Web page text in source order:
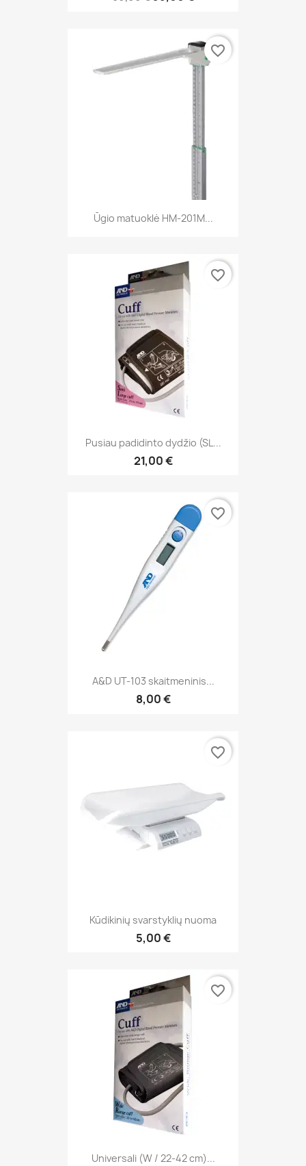
Ūgio matuoklė HM-201M...
favorite_border
Pusiau padidinto dydžio (SL...
21,00 €
favorite_border
A&D UT-103 skaitmeninis...
8,00 €
favorite_border
Kūdikinių svarstyklių nuoma
5,00 €
favorite_border
Universali (W / 22-42 cm)...
favorite_border